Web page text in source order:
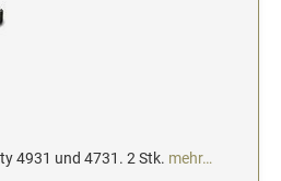
4931 und 4731. 2 Stk. mehr…